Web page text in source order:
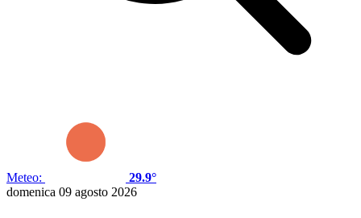
Meteo:
29.9°
domenica 09 agosto 2026